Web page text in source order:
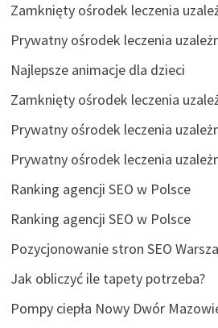
Zamknięty ośrodek leczenia
Prywatny ośrodek leczenia
Najlepsze animacje dla dzieci
Zamknięty ośrodek leczenia
Prywatny ośrodek leczenia
Prywatny ośrodek leczenia
Ranking agencji SEO w Polsce
Ranking agencji SEO w Polsce
Pozycjonowanie stron SEO
Jak obliczyć ile tapety potrzeba?
Pompy ciepła Nowy Dwór